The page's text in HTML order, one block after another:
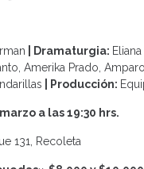
| Dramaturgia:
Amerika Prado,
| Producción:
a las 19:30 hrs.
131, Recoleta